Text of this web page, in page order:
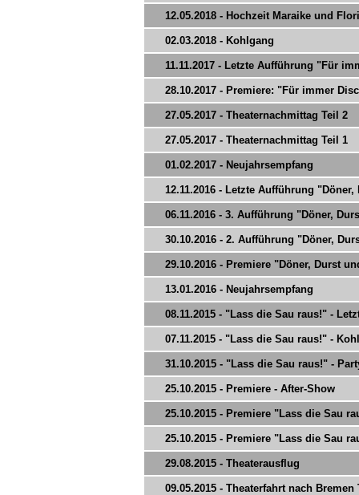
12.05.2018 - Hochzeit Maraike und
02.03.2018 - Kohlgang
11.11.2017 - Letzte Aufführung "Für
28.10.2017 - Premiere: "Für immer
27.05.2017 - Theaternachmittag Teil 2
27.05.2017 - Theaternachmittag Teil 1
01.02.2017 - Neujahrsempfang
12.11.2016 - Letzte Aufführung
06.11.2016 - 3. Aufführung "Döner,
30.10.2016 - 2. Aufführung "Döner,
29.10.2016 - Premiere "Döner, Durst
13.01.2016 - Neujahrsempfang
08.11.2015 - "Lass die Sau raus!" -
07.11.2015 - "Lass die Sau raus!" -
31.10.2015 - "Lass die Sau raus!" -
25.10.2015 - Premiere - After-Show
25.10.2015 - Premiere "Lass die Sau
25.10.2015 - Premiere "Lass die Sau
29.08.2015 - Theaterausflug
09.05.2015 - Theaterfahrt nach Bremen